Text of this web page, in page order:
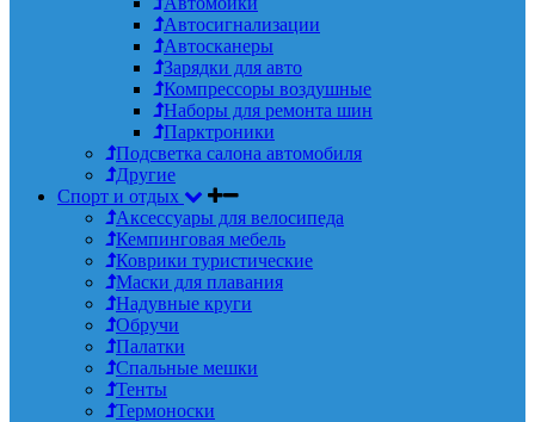
Автосигнализации
Автосканеры
Зарядки для авто
Компрессоры воздушные
Наборы для ремонта шин
Парктроники
Подсветка салона автомобиля
Другие
Спорт и отдых
Аксессуары для велосипеда
Кемпинговая мебель
Коврики туристические
Маски для плавания
Надувные круги
Обручи
Палатки
Спальные мешки
Тенты
Термоноски